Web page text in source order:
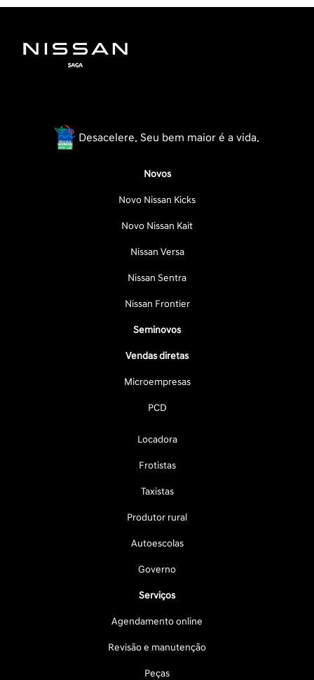
Desacelere. Seu bem maior é a vida.
Novos
Novo Nissan Kicks
Novo Nissan Kait
Nissan Versa
Nissan Sentra
Nissan Frontier
Seminovos
Vendas diretas
Microempresas
PCD
Locadora
Frotistas
Taxistas
Produtor rural
Autoescolas
Governo
Serviços
Agendamento online
Revisão e manutenção
Peças